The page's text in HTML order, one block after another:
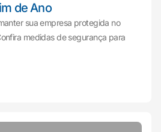
de Ano
sua empresa protegida no
medidas de segurança para